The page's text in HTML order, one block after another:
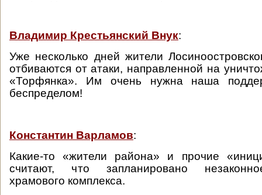
Владимир Крестьянский Внук:
Уже несколько дней жители
отбиваются от атаки, направленной на
«Торфянка». Им очень нужна наша
беспределом!
Константин Варламов:
Какие-то «жители района» и прочие
считают, что запланировано
храмового комплекса.